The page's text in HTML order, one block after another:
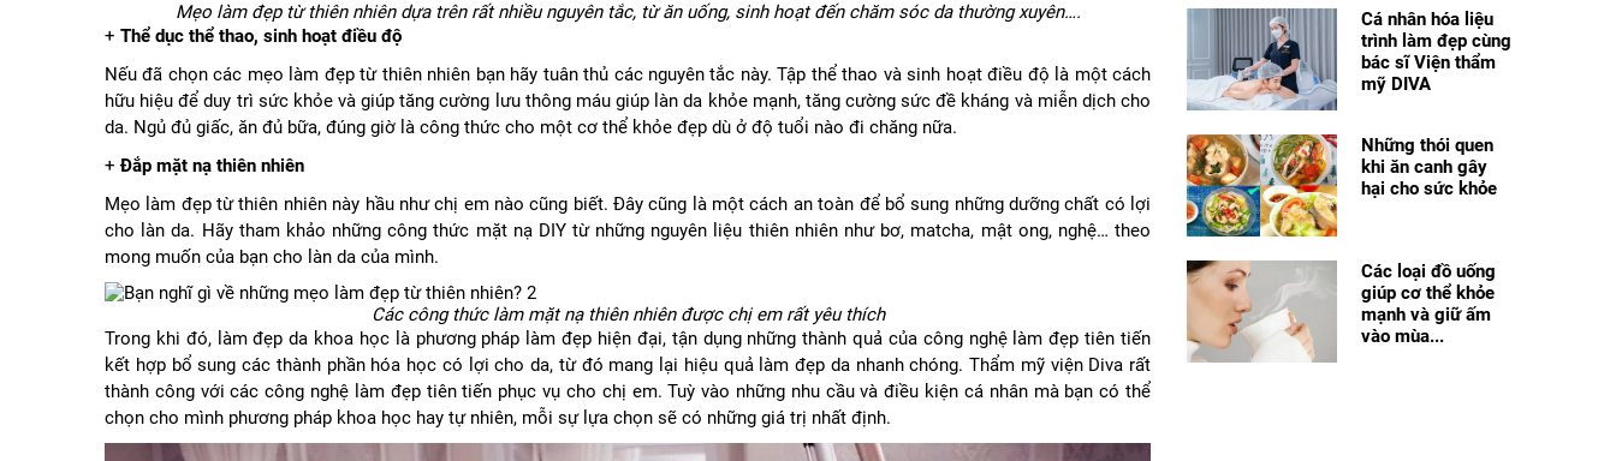
Mẹo làm đẹp từ thiên nhiên dựa trên rất nhiều nguyên tắc, từ ăn uống, sinh hoạt đến chăm sóc da thường xuyên….
+ Thể dục thể thao, sinh hoạt điều độ
Nếu đã chọn các mẹo làm đẹp từ thiên nhiên bạn hãy tuân thủ các nguyên tắc này. Tập thể thao và sinh hoạt điều độ là một cách
hữu hiệu để duy trì sức khỏe và giúp tăng cường lưu thông máu giúp làn da khỏe mạnh, tăng cường sức đề kháng và miễn dịch cho
da. Ngủ đủ giấc, ăn đủ bữa, đúng giờ là công thức cho một cơ thể khỏe đẹp dù ở độ tuổi nào đi chăng nữa.
+Đắp mặt nạ thiên nhiên
Mẹo làm đẹp từ thiên nhiên này hầu như chị em nào cũng biết. Đây cũng là một cách an toàn để bổ sung những dưỡng chất có lợi
cho làn da. Hãy tham khảo những công thức mặt nạ DIY từ những nguyên liệu thiên nhiên như bơ, matcha, mật ong, nghệ… theo
mong muốn của bạn cho làn da của mình.
Các công thức làm mặt nạ thiên nhiên được chị em rất yêu thích
Trong khi đó, làm đẹp da khoa học là phương pháp làm đẹp hiện đại, tận dụng những thành quả của công nghệ làm đẹp tiên tiến
kết hợp bổ sung các thành phần hóa học có lợi cho da, từ đó mang lại hiệu quả làm đẹp da nhanh chóng. Thẩm mỹ viện Diva rất
thành công với các công nghệ làm đẹp tiên tiến phục vụ cho chị em. Tuỳ vào những nhu cầu và điều kiện cá nhân mà bạn có thể
chọn cho mình phương pháp khoa học hay tự nhiên, mỗi sự lựa chọn sẽ có những giá trị nhất định.
Cá nhân hóa liệu
trình làm đẹp cùng
bác sĩ Viện thẩm
mỹ DIVA
Những thói quen
khi ăn canh gây
hại cho sức khỏe
Các loại đồ uống
giúp cơ thể khỏe
mạnh và giữ ấm
vào mùa...